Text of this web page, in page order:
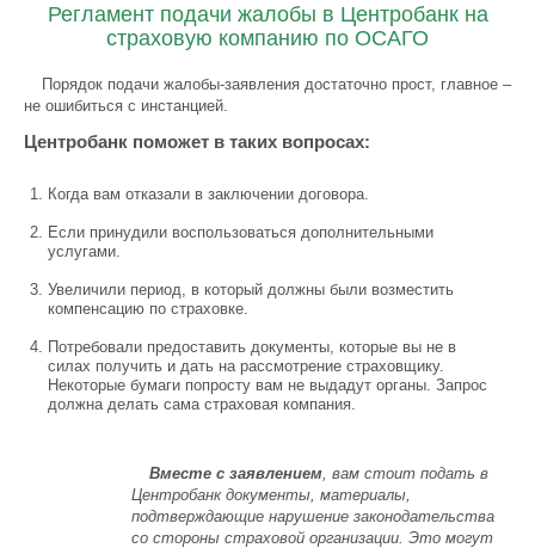
Регламент подачи жалобы в Центробанк на
страховую компанию по ОСАГО
Порядок подачи жалобы-заявления достаточно прост, главное –
не ошибиться с инстанцией.
Центробанк поможет в таких вопросах:
Когда вам отказали в заключении договора.
Если принудили воспользоваться дополнительными
услугами.
Увеличили период, в который должны были возместить
компенсацию по страховке.
Потребовали предоставить документы, которые вы не в
силах получить и дать на рассмотрение страховщику.
Некоторые бумаги попросту вам не выдадут органы. Запрос
должна делать сама страховая компания.
Вместе с заявлением, вам стоит подать в
Центробанк документы, материалы,
подтверждающие нарушение законодательства
со стороны страховой организации. Это могут